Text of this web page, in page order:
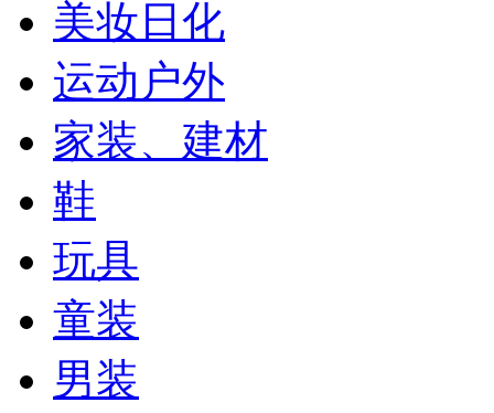
美妆日化
运动户外
家装、建材
鞋
玩具
童装
男装